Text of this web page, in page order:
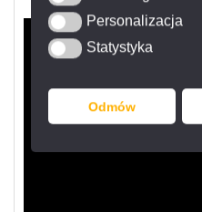
Personalizacja
Personalizacja
StatystykaStatystyka
Odmów